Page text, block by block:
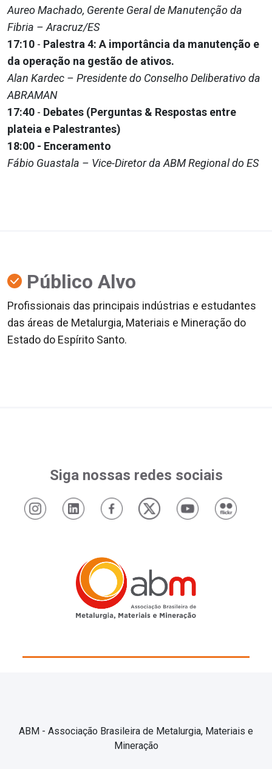
Aureo Machado, Gerente Geral de Manutenção da
Fibria – Aracruz/ES
17:10 - Palestra 4: A importância da manutenção e
da operação na gestão de ativos.
Alan Kardec – Presidente do Conselho Deliberativo da
ABRAMAN
17:40 - Debates (Perguntas & Respostas entre
plateia e Palestrantes)
18:00 - Enceramento
Fábio Guastala – Vice-Diretor da ABM Regional do ES
Público Alvo
Profissionais das principais indústrias e estudantes
das áreas de Metalurgia, Materiais e Mineração do
Estado do Espírito Santo.
Siga nossas redes sociais
ABM - Associação Brasileira de Metalurgia, Materiais e
Mineração